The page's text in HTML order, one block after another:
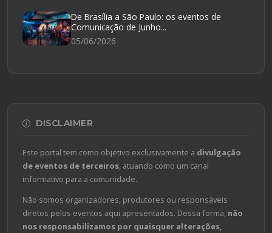
De Brasília a São Paulo: os eventos de
Comunicação de Junho...
05/06/2026
DISCLAIMER
Este portal tem como objetivo exclusivamente a divulgação
de eventos de terceiros, atuando como um canal
informativo para a comunidade.
Não somos organizadores, produtores ou responsáveis
diretos pelos eventos aqui apresentados. Dessa forma, não
nos responsabilizamos por quaisquer alterações,